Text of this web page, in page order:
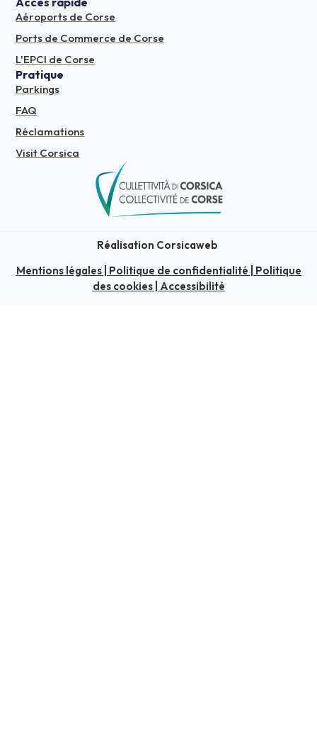
Aéroports de Corse
Ports de Commerce de Corse
L'EPCI de Corse
Pratique
Parkings
FAQ
Réclamations
Visit Corsica
Réalisation Corsicaweb
Mentions légales| Politique de confidentialité
Politique
des cookies| Accessibilité